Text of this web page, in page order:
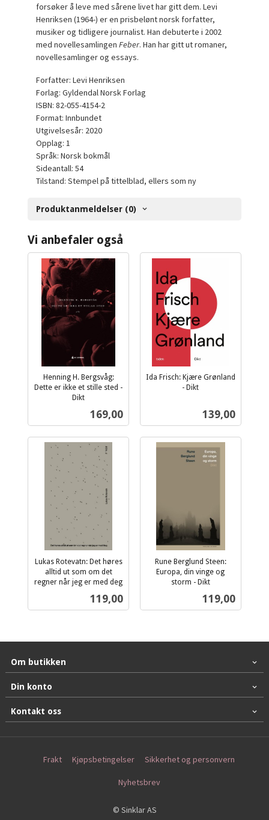
forsøker å leve med sårene livet har gitt dem. Levi
Henriksen (1964-) er en prisbelønt norsk forfatter,
musiker og tidligere journalist. Han debuterte i 2002
med novellesamlingenFeber. Han har gitt ut romaner,
novellesamlinger og essays.
Forfatter: Levi Henriksen
Forlag: Gyldendal Norsk Forlag
ISBN: 82-055-4154-2
Format: Innbundet
Utgivelsesår: 2020
Opplag: 1
Språk: Norsk bokmål
Sideantall: 54
Tilstand: Stempel på tittelblad, ellers som ny
Produktanmeldelser (0)
Vi anbefaler også
Henning H. Bergsvåg:
Dette er ikke et stille sted -
Dikt
Pris
169,00
Ida Frisch: Kjære Grønland
- Dikt
Pris
139,00
Lukas Rotevatn: Det høres
alltid ut som om det
regner når jeg er med deg
Pris
119,00
Rune Berglund Steen:
Europa, din vinge og
storm - Dikt
Pris
119,00
Om butikken
Din konto
Kontakt oss
Frakt Kjøpsbetingelser Sikkerhet og personvern
Nyhetsbrev
© Sinklar AS